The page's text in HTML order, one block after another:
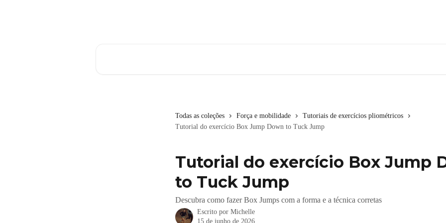
Todas as coleções Força e mobilidade
Tutoriais de exercícios pliométricos
Tutorial do exercício Box Jump Down to Tuck Jump
Tutorial do exercício Box Jump
to Tuck Jump
Descubra como fazer Box Jumps com a forma e a técnica corretas
Escrito por Michelle
15 de junho de 2026